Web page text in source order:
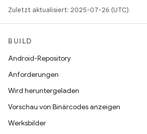
Zuletzt aktualisiert: 2025-07-26 (UTC).
BUILD
Android-Repository
Anforderungen
Wird heruntergeladen
Vorschau von Binärcodes anzeigen
Werksbilder